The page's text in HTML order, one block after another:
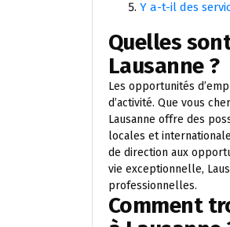
Y a-t-il des
Quelles
Lausanne ?
Les opportunités
d’activité. Que vous
Lausanne offre des
locales et
de direction aux
vie exceptionnelle,
professionnelles.
Comment